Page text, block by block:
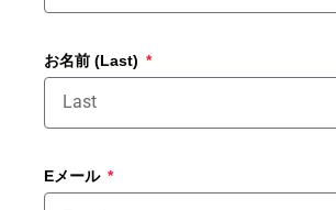
お名前 (Last)
Eメール